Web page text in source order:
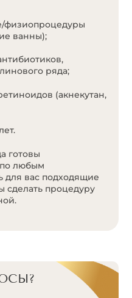
физиопроцедуры
ванны);
ряда;
(акнекутан,
готовы
по любым
для вас подходящие
сделать процедуру